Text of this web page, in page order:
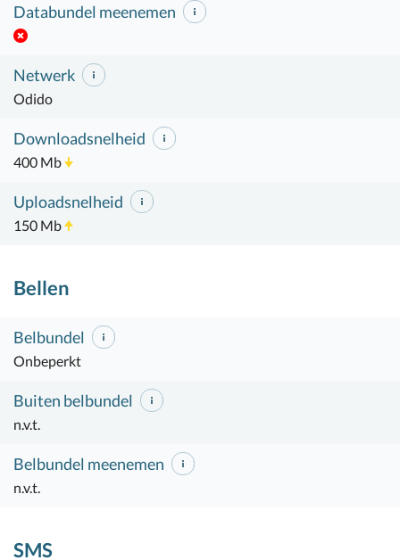
Databundel meenemen
Netwerk
Odido
Downloadsnelheid
400 Mb
Uploadsnelheid
150 Mb
Bellen
Belbundel
Onbeperkt
Buiten belbundel
n.v.t.
Belbundel meenemen
n.v.t.
SMS